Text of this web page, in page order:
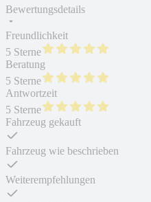
Bewertungsdetails
Freundlichkeit
5 Sterne
Beratung
5 Sterne
Antwortzeit
5 Sterne
Fahrzeug gekauft
Fahrzeug wie beschrieben
Weiterempfehlungen